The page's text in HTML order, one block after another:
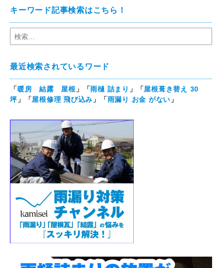
キーワード記事検索はこちら！
最近検索されているワード
「暖房 結露 屋根 」「雨樋 詰まり 」「屋根葺き替え 30
坪」「屋根修理 飛び込み 」「雨漏り お金 がない 」